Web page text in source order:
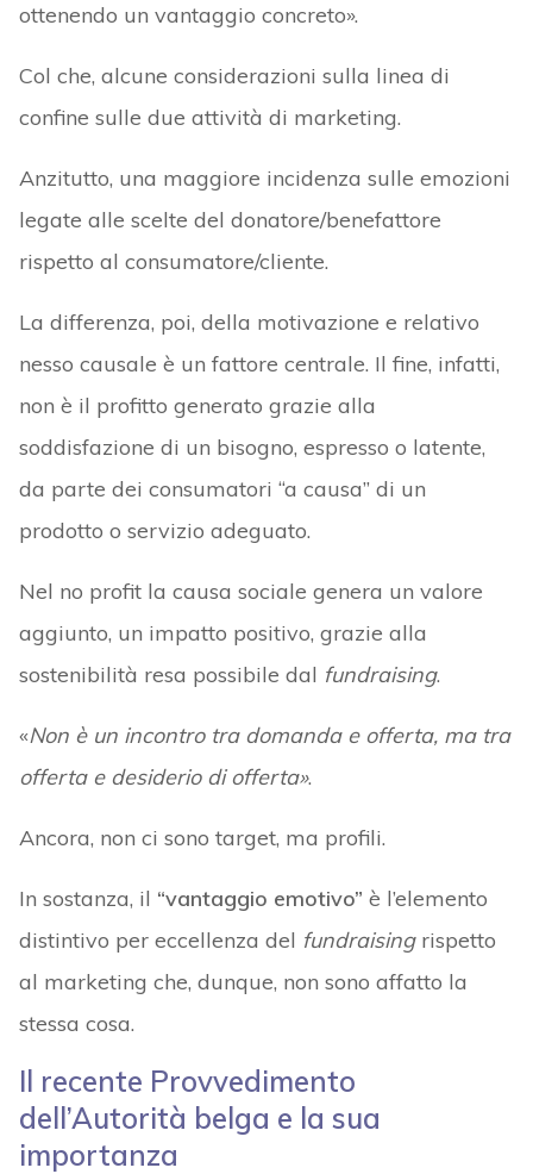
ottenendo un vantaggio concreto».
Col che, alcune considerazioni sulla linea di
confine sulle due attività di marketing.
Anzitutto, una maggiore incidenza sulle emozioni
legate alle scelte del donatore/benefattore
rispetto al consumatore/cliente.
La differenza, poi, della motivazione e relativo
nesso causale è un fattore centrale. Il fine, infatti,
non è il profitto generato grazie alla
soddisfazione di un bisogno, espresso o latente,
da parte dei consumatori “a causa” di un
prodotto o servizio adeguato.
Nel no profit la causa sociale genera un valore
aggiunto, un impatto positivo, grazie alla
sostenibilità resa possibile dal fundraising.
«Non è un incontro tra domanda e offerta, ma tra
offerta e desiderio di offerta».
Ancora, non ci sono target, ma profili.
In sostanza, il “vantaggio emotivo” è l’elemento
distintivo per eccellenza del fundraisingrispetto
al marketing che, dunque, non sono affatto la
stessa cosa.
Il recente Provvedimento
dell’Autorità belga e la sua
importanza